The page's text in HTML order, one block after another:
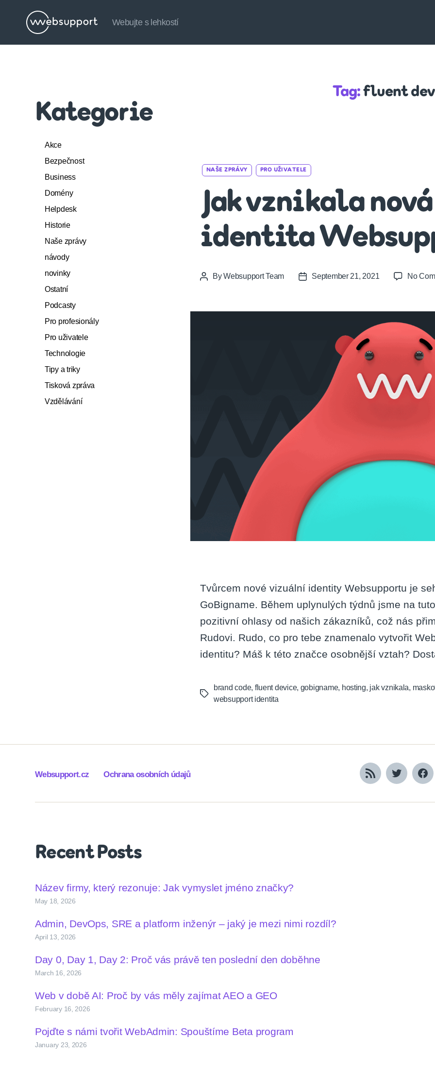
Websupport.cz
Webujte s lehkostí
Kategorie
Akce
Bezpečnost
Business
Domény
Helpdesk
Historie
Naše zprávy
návody
novinky
Ostatní
Podcasty
Pro profesionály
Pro uživatele
Technologie
Tipy a triky
Tisková zpráva
Vzdělávání
Tag: fluent
NAŠE ZPRÁVY PRO UŽIVATELE
Jak vznikala
identita
PostByWebsupport Team
PostSeptember 21, 2021 No
Tvůrcem nové vizuální identity Websupportu je
GoBigname. Během uplynulých týdnů jsme na
pozitivní ohlasy od našich zákazníků, což nás
Rudovi. Rudo, co pro tebe znamenalo vytvořit
identitu? Máš k této značce osobnější vztah?
Tags
brand code, fluent device, gobigname, hosting, jak vznikala,
websupport identita
Websupport.cz Ochrana osobních údajů RSS Twitter
Recent Posts
Název firmy, který rezonuje: Jak vymyslet jméno značky?
May 18, 2026
Admin, DevOps, SRE a platform inženýr – jaký je mezi nimi rozdíl?
April 13, 2026
Day 0, Day 1, Day 2: Proč vás právě ten poslední den doběhne
March 16, 2026
Web v době AI: Proč by vás měly zajímat AEO a GEO
February 16, 2026
Pojďte s námi tvořit WebAdmin: Spouštíme Beta program
January 23, 2026